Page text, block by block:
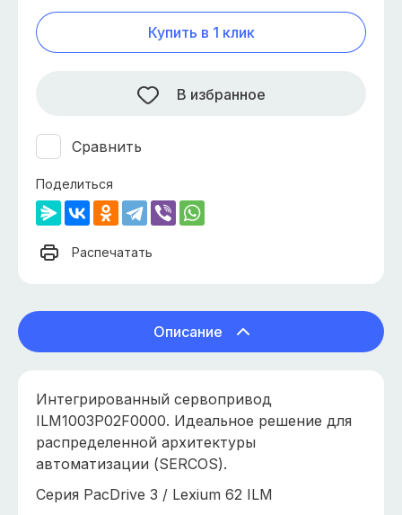
Купить в 1 клик
Сравнить
В избранное
Поделиться
Распечатать
Описание
Интегрированный сервопривод
ILM1003P02F0000. Идеальное решение для
распределенной архитектуры
автоматизации (SERCOS).
Серия PacDrive 3 / Lexium 62 ILM